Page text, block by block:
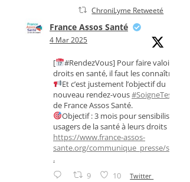
ChroniLyme Retweeté
France Assos Santé
4 Mar 2025
[
#RendezVous] Pour faire valoir ses
droits en santé, il faut les connaître !
Et c’est justement l’objectif du
nouveau rendez-vous#SoigneTesDroits
de France Assos Santé.
Objectif : 3 mois pour sensibiliser les
usagers de la santé à leurs droits !
https://www.france-assos-
sante.org/communique_presse/soigne-..
.
9 10 Twitter